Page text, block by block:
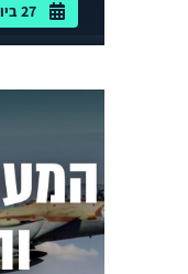
27 ביולי, 2026